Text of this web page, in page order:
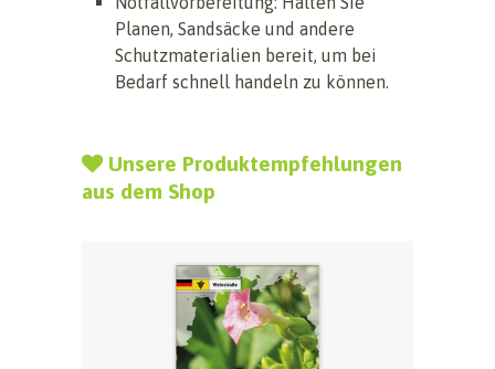
Planen, Sandsäcke und andere
Schutzmaterialien bereit, um bei
Bedarf schnell handeln zu können.
Unsere Produktempfehlungen
aus dem Shop